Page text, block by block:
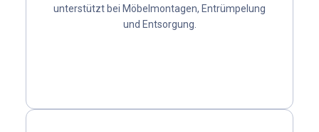
unterstützt bei Möbelmontagen, Entrümpelung
und Entsorgung.